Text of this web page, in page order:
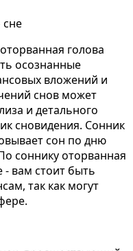
сне
голова
осознанные
вложений и
снов может
и детального
сновидения. Сонник
сон по дню
соннику оторванная
- вам стоит быть
так как могут